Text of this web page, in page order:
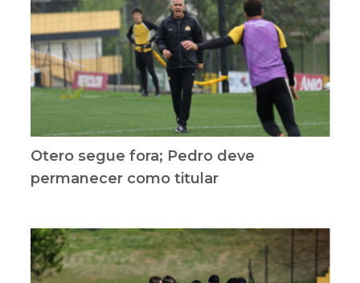
Otero segue fora; Pedro deve
permanecer como titular